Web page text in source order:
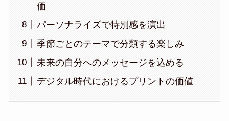
価
パーソナライズで特別感を演出
季節ごとのテーマで分類する楽しみ
未来の自分へのメッセージを込める
デジタル時代におけるプリントの価値